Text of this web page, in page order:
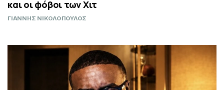
και οι φόβοι των Χιτ
ΓΙΑΝΝΗΣ ΝΙΚΟΛΟΠΟΥΛΟΣ